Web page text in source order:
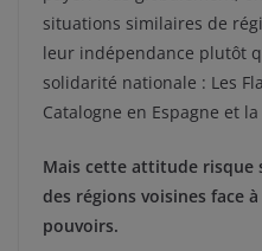
situations similaires de
leur indépendance plutôt
solidarité nationale : Les
Catalogne en Espagne et
Mais cette attitude risque
des régions voisines face
pouvoirs.